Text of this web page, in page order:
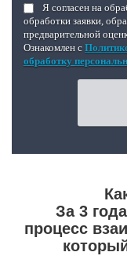
Я согласен на
обработки заявки,
предварительной
Ознакомлен с
обработку
За 3
процесс